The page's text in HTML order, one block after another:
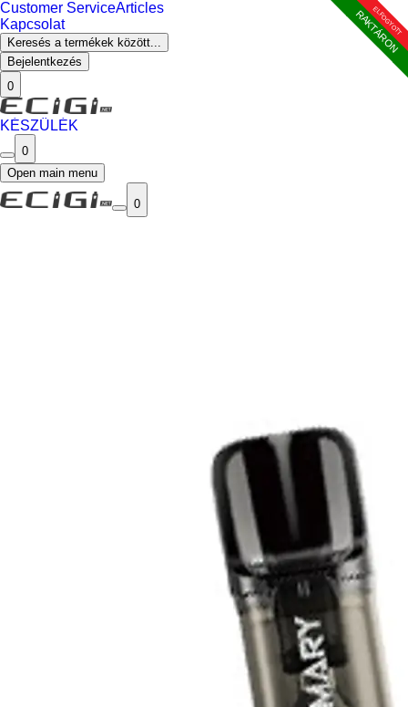
Customer ServiceArticles
Kapcsolat
Keresés a termékek között...
Bejelentkezés
0
KÉSZÜLÉK
0
Open main menu
0
RAKTÁRON
ELFOGYOTT
ELFOGYOTT
ELFOGYOTT
ELFOGYOTT
ELFOGYOTT
ELFOGYOTT